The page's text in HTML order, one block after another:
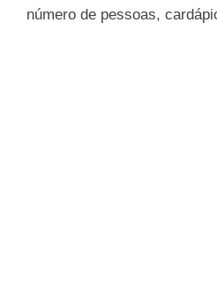
número de pessoas,